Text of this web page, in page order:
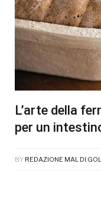
L’arte della
per un
BY REDAZIONE MAL DI